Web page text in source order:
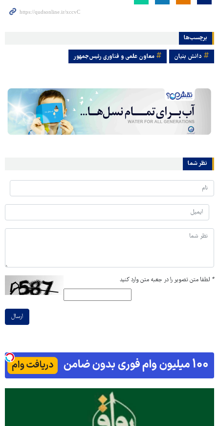
برچسب‌ها
دانش بنیان معاون علمی و فناوری رئیس‌جمهور
نظر شما
* لطفا متن تصویر را در جعبه متن وارد کنید
ارسال